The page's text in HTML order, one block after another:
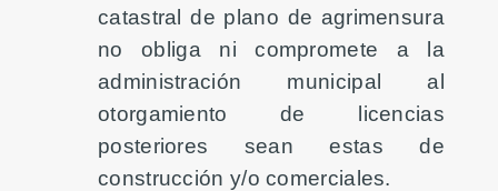
catastral de plano de agrimensura
no obliga ni compromete a la
administración municipal al
otorgamiento de licencias
posteriores sean estas de
construcción y/o comerciales.